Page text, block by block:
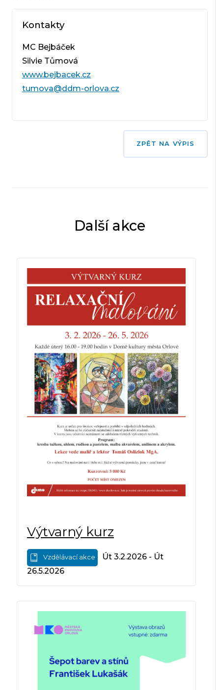
Kontakty
MC Bejbáček
Silvie Tůmová
www.bejbacek.cz
tumova@ddm-orlova.cz
ZPĚT NA VÝPIS
Další akce
Výtvarný kurz
Vzdělávací akce
Út 3.2.2026 - Út
26.5.2026